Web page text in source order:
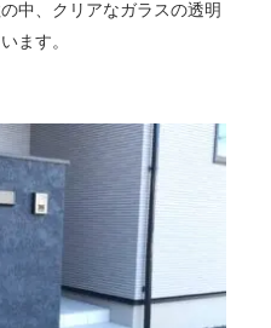
中、クリアなガラスの透明
ます。